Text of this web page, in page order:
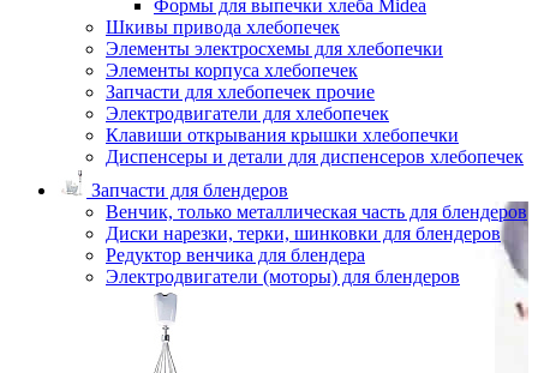
Формы для выпечки хлеба Midea
Шкивы привода хлебопечек
Элементы электросхемы для хлебопечки
Элементы корпуса хлебопечек
Запчасти для хлебопечек прочие
Электродвигатели для хлебопечек
Клавиши открывания крышки хлебопечки
Диспенсеры и детали для диспенсеров хлебопечек
Запчасти для блендеров
Венчик, только металлическая часть для блендеров
Диски нарезки, терки, шинковки для блендеров
Редуктор венчика для блендера
Электродвигатели (моторы) для блендеров